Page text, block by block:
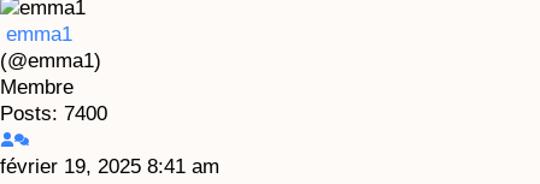
emma1
(@emma1)
Membre
Posts: 7400
février 19, 2025 8:41 am